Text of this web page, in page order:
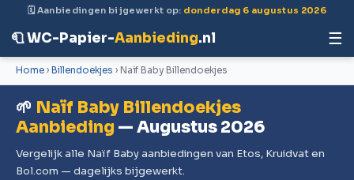
🗓 Aanbiedingen bijgewerkt op: donderdag 6 augustus 2026
🧻 WC-Papier-Aanbieding.nl ☰
Home › Billendoekjes › Naïf Baby Billendoekjes
🌱 Naïf Baby Billendoekjes
Aanbieding — Augustus 2026
Vergelijk alle Naïf Baby aanbiedingen van Etos, Kruidvat en
Bol.com — dagelijks bijgewerkt.